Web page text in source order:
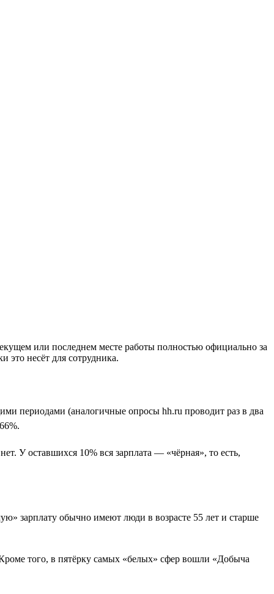
или последнем месте работы полностью официально за
это несёт для сотрудника.
периодами (аналогичные опросы hh.ru проводит раз в два
У оставшихся 10% вся зарплата — «чёрная», то есть,
зарплату обычно имеют люди в возрасте 55 лет и старше
того, в пятёрку самых «белых» сфер вошли «Добыча